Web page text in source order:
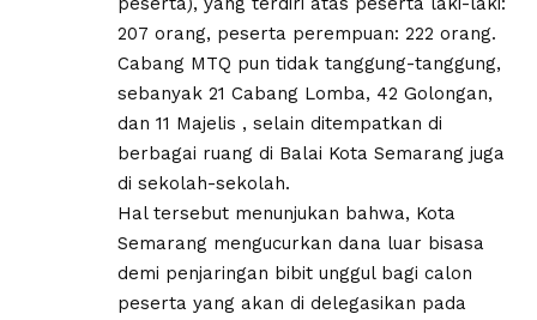
207 orang, peserta perempuan: 222 orang.
Cabang MTQ pun tidak tanggung-tanggung,
sebanyak 21 Cabang Lomba, 42 Golongan,
dan 11 Majelis , selain ditempatkan di
berbagai ruang di Balai Kota Semarang juga
di sekolah-sekolah.
Hal tersebut menunjukan bahwa, Kota
Semarang mengucurkan dana luar bisasa
demi penjaringan bibit unggul bagi calon
peserta yang akan di delegasikan pada